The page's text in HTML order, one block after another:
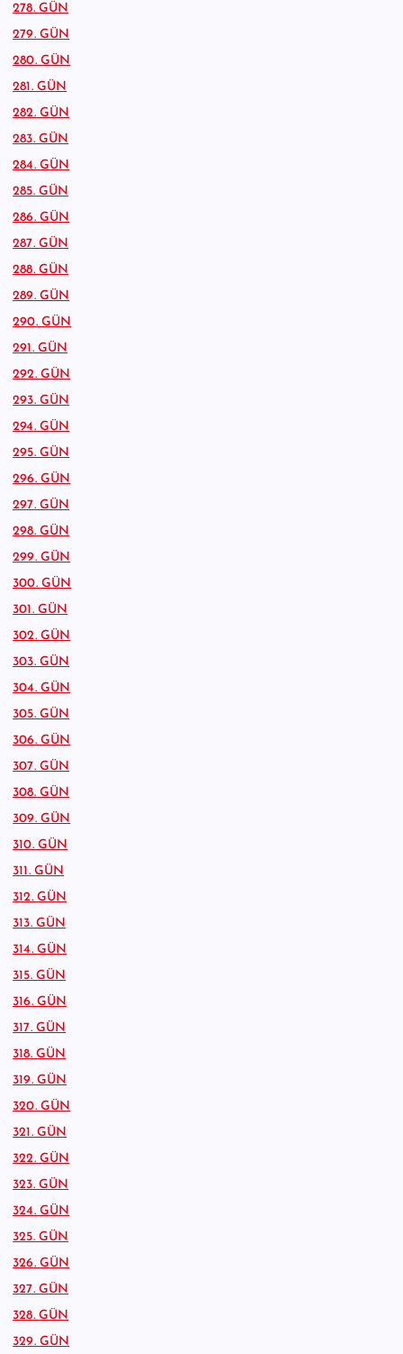
278. GÜN
279. GÜN
280. GÜN
281. GÜN
282. GÜN
283. GÜN
284. GÜN
285. GÜN
286. GÜN
287. GÜN
288. GÜN
289. GÜN
290. GÜN
291. GÜN
292. GÜN
293. GÜN
294. GÜN
295. GÜN
296. GÜN
297. GÜN
298. GÜN
299. GÜN
300. GÜN
301. GÜN
302. GÜN
303. GÜN
304. GÜN
305. GÜN
306. GÜN
307. GÜN
308. GÜN
309. GÜN
310. GÜN
311. GÜN
312. GÜN
313. GÜN
314. GÜN
315. GÜN
316. GÜN
317. GÜN
318. GÜN
319. GÜN
320. GÜN
321. GÜN
322. GÜN
323. GÜN
324. GÜN
325. GÜN
326. GÜN
327. GÜN
328. GÜN
329. GÜN